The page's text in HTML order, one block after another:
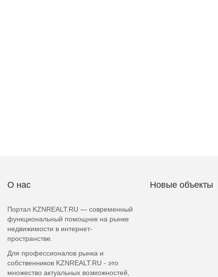
О нас
Портал KZNREALT.RU — современный
функциональный помощник на рынке
недвижимости в интернет-
пространстве.
Для профессионалов рынка и
собственников KZNREALT.RU - это
множество актуальных возможностей,
Новые объекты